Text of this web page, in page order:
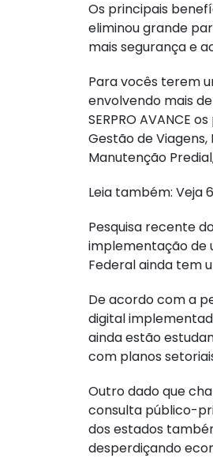
Os principais
eliminou grande
mais segurança e
Para vocês terem
envolvendo mais
SERPRO AVANCE
Gestão de
Manutenção
Leia também: Veja
Pesquisa recente
implementação de
Federal ainda tem
De acordo com a
digital
ainda estão
com planos
Outro dado que
consulta público-
dos estados
desperdiçando